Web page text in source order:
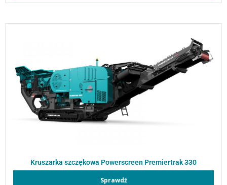
Kruszarka szczękowa Powerscreen Premiertrak 330
Sprawdź